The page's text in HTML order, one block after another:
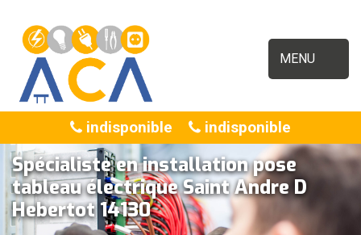
MENU
indisponible indisponible
Spécialiste en installation pose
tableau électrique Saint Andre D
Hebertot 14130